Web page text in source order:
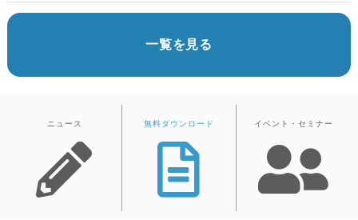
一覧を見る
ニュース 無料ダウンロード イベント・セミナー